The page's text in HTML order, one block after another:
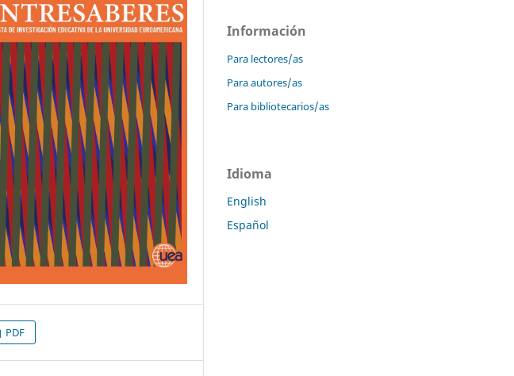
PDF
Información
Para lectores/as
Para autores/as
Para bibliotecarios/as
Idioma
English
Español